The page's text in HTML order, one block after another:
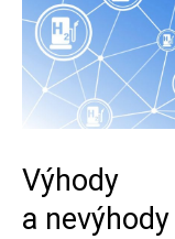
Výhody
a nevýhody